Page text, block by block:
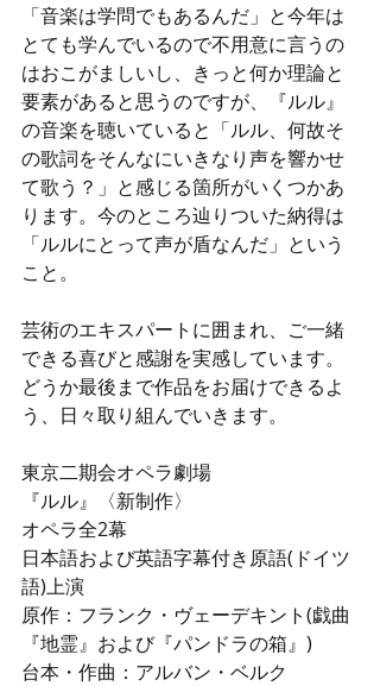
「音楽は学問でもあるんだ」と今年は
とても学んでいるので不用意に言うの
はおこがましいし、きっと何か理論と
要素があると思うのですが、『ルル』
の音楽を聴いていると「ルル、何故そ
の歌詞をそんなにいきなり声を響かせ
て歌う？」と感じる箇所がいくつかあ
ります。今のところ辿りついた納得は
「ルルにとって声が盾なんだ」という
こと。
芸術のエキスパートに囲まれ、ご一緒
できる喜びと感謝を実感しています。
どうか最後まで作品をお届けできるよ
う、日々取り組んでいきます。
東京二期会オペラ劇場
『ルル』〈新制作〉
オペラ全2幕
日本語および英語字幕付き原語(ドイツ
語)上演
原作：フランク・ヴェーデキント(戯曲
『地霊』および『パンドラの箱』)
台本・作曲：アルバン・ベルク